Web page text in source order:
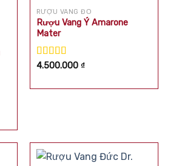
RƯỢU VANG ĐỎ
Rượu Vang Ý Amarone
Mater
Được xếp
4.500.000 ₫